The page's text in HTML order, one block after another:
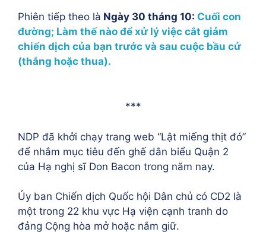
Phiên tiếp theo là Ngày 30 tháng 10: Cuối con
đường; Làm thế nào để xử lý việc cắt giảm
chiến dịch của bạn trước và sau cuộc bầu cử
(thắng hoặc thua).
***
NDP đã khởi chạy trang web “Lật miếng thịt đó”
để nhắm mục tiêu đến ghế dân biểu Quận 2
của Hạ nghị sĩ Don Bacon trong năm nay.
Ủy ban Chiến dịch Quốc hội Dân chủ có CD2 là
một trong 22 khu vực Hạ viện cạnh tranh do
đảng Cộng hòa mở hoặc nắm giữ.